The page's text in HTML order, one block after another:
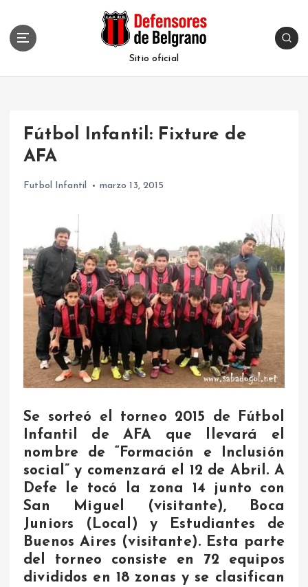
Sitio oficial
Fútbol Infantil: Fixture de
AFA
Futbol Infantil marzo 13, 2015
Se sorteó el torneo 2015 de Fútbol
Infantil de AFA que llevará el
nombre de “Formación e Inclusión
social” y comenzará el 12 de Abril. A
Defe le tocó la zona 14 junto con
San Miguel (visitante), Boca
Juniors (Local) y Estudiantes de
Buenos Aires (visitante). Esta parte
del torneo consiste en 72 equipos
divididos en 18 zonas y se clasifican